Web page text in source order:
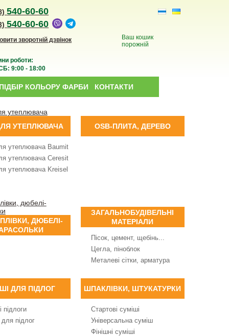
540-60-60
540-60-60
зворотній дзвінок
роботи:
9:00 - 18:00
Ваш кошик
порожній
ПІДБІР КОЛЬОРУ ФАРБИ КОНТАКТИ
УТЕПЛЮВАЧА
утеплювача Baumit
утеплювача Ceresit
утеплювача Kreisel
OSB-ПЛИТА, ДЕРЕВО
ДЮБЕЛІ-
ЗАГАЛЬНОБУДІВЕЛЬНІ
МАТЕРІАЛИ
Пісок, цемент, щебінь...
Цегла, піноблок
Металеві сітки, арматура
ДЛЯ ПІДЛОГ
підлоги
підлог
ШПАКЛІВКИ, ШТУКАТУРКИ
Стартові суміші
Універсальна суміш
Фінішні суміші